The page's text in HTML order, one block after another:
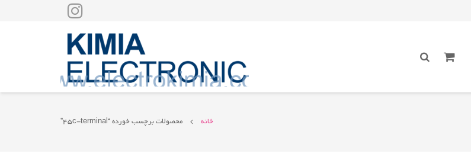
خانه محصولات برچسب خورده “45c-terminal”